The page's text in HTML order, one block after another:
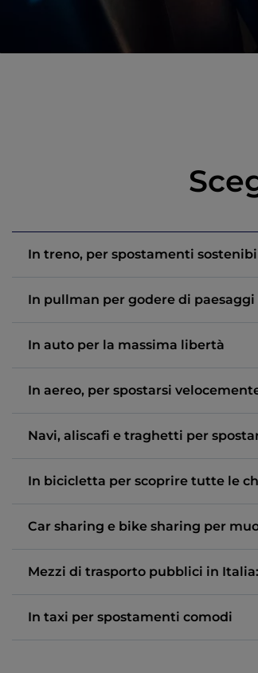
In treno, per spostamenti
In pullman per godere di
In auto per la massima libertà
In aereo, per spostarsi
Navi, aliscafi e traghetti per
In bicicletta per scoprire tutte le
Car sharing e bike sharing per
Mezzi di trasporto pubblici in
In taxi per spostamenti comodi